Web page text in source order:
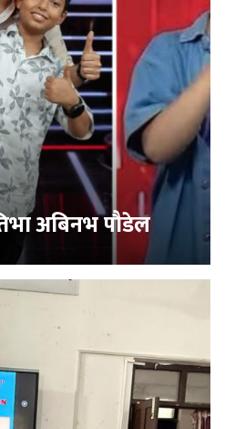
अबिनभ पौडेल